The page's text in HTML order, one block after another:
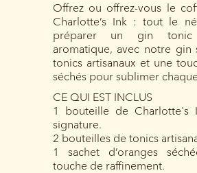
Offrez ou offrez-vous le
Charlotte’s Ink : tout le
préparer un gin
aromatique, avec notre gin
tonics artisanaux et une
séchés pour sublimer
CE QUI EST INCLUS
1 bouteille de Charlotte's
signature.
2 bouteilles de tonics
1 sachet d’oranges
touche de raffinement.